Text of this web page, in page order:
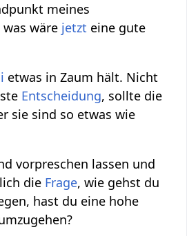
meines
wäre jetzt eine gute
etwas in Zaum hält. Nicht
Entscheidung, sollte die
sie sind so etwas wie
vorpreschen lassen und
die Frage, wie gehst du
hast du eine hohe